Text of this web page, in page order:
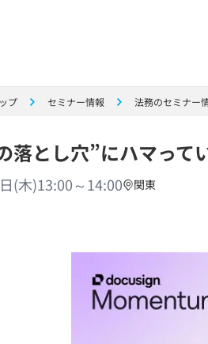
プ セミナー情報 法務のセミナー
落とし穴”にハマって
(木)13:00～14:00 関東